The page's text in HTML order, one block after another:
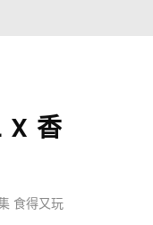
X 香
食得又玩